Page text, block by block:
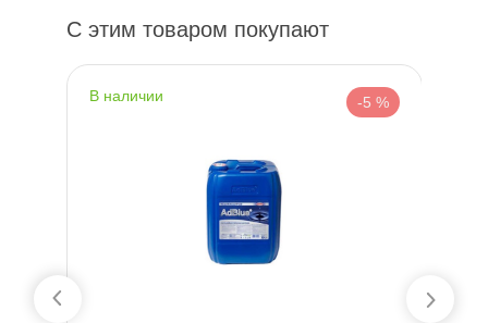
С этим товаром покупают
наличии -5 %